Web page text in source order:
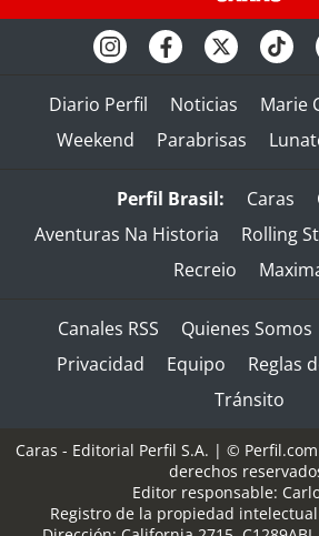
Diario Perfil Noticias Marie
Weekend
Parabrisas
Perfil Brasil: Caras
Aventuras Na Historia
Rolling
Recreio
Canales RSS Quienes Somos
Privacidad
Equipo
Reglas
Tránsito
Caras - Editorial Perfil S.A. | © Perfil.com
derechos
Editor responsable:
Registro de la propiedad